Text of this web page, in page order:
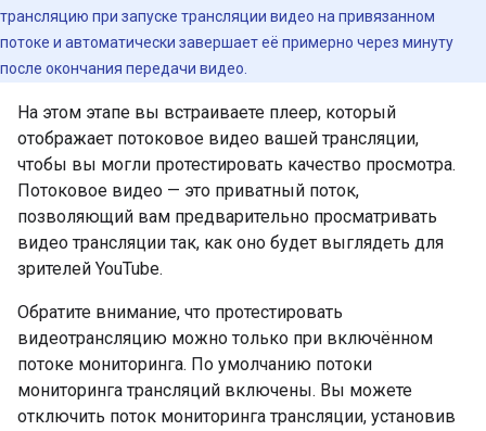
трансляцию при запуске трансляции видео на привязанном
потоке и автоматически завершает её примерно через минуту
после окончания передачи видео.
На этом этапе вы встраиваете плеер, который
отображает потоковое видео вашей трансляции,
чтобы вы могли протестировать качество просмотра.
Потоковое видео — это приватный поток,
позволяющий вам предварительно просматривать
видео трансляции так, как оно будет выглядеть для
зрителей YouTube.
Обратите внимание, что протестировать
видеотрансляцию можно только при включённом
потоке мониторинга. По умолчанию потоки
мониторинга трансляций включены. Вы можете
отключить поток мониторинга трансляции, установив